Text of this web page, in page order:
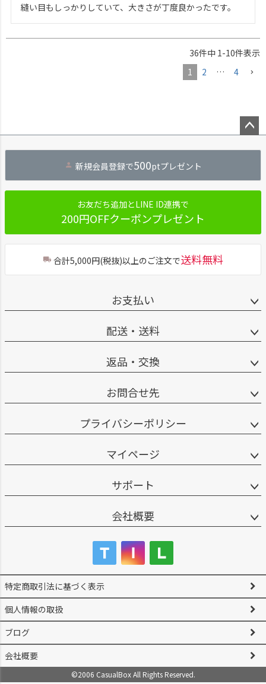
縫い目もしっかりしていて、大きさが丁度良かったです。
36件中 1-10件表示
1
2 … 4
ジト
へ
新規会員登録で500ptプレゼント
お友だち追加とLINE ID連携で
200円OFFクーポンプレゼント
合計5,000円(税抜)以上のご注文で送料無料
お支払い
配送・送料
返品・交換
お問合せ先
プライバシーポリシー
マイページ
サポート
会社概要
特定商取引法に基づく表示
個人情報の取扱
ブログ
会社概要
©2006 CasualBox All Rights Reserved.